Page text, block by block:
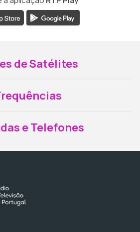
de Satélites
e Telefones